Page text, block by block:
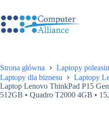
treści
Strona główna
Laptopy
Laptopy dla biznesu
Laptopy
Laptop Lenovo ThinkPad P15
512GB • Quadro T2000 4GB •